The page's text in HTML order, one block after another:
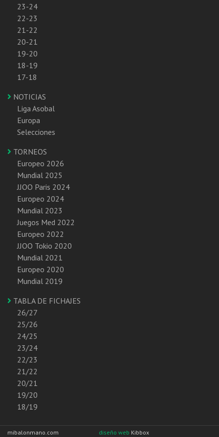
23-24
22-23
21-22
20-21
19-20
18-19
17-18
NOTICIAS
Liga Asobal
Europa
Selecciones
TORNEOS
Europeo 2026
Mundial 2025
JJOO Paris 2024
Europeo 2024
Mundial 2023
Juegos Med 2022
Europeo 2022
JJOO Tokio 2020
Mundial 2021
Europeo 2020
Mundial 2019
TABLA DE FICHAJES
26/27
25/26
24/25
23/24
22/23
21/22
20/21
19/20
18/19
mibalonmano.com diseño web Kibbox